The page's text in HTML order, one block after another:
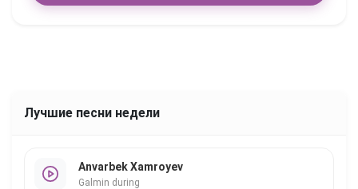
Лучшие песни недели
Anvarbek Xamroyev
Galmin during